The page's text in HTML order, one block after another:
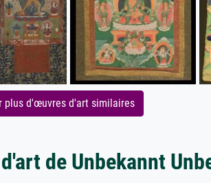
plus d'œuvres d'art similaires
de Unbekannt